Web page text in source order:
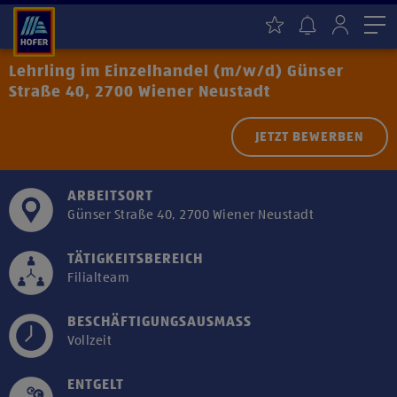
Lehrling im Einzelhandel (m/w/d) Günser
Straße 40, 2700 Wiener Neustadt
JETZT BEWERBEN
ARBEITSORT
Günser Straße 40, 2700 Wiener Neustadt
TÄTIGKEITSBEREICH
Filialteam
BESCHÄFTIGUNGSAUSMASS
Vollzeit
ENTGELT